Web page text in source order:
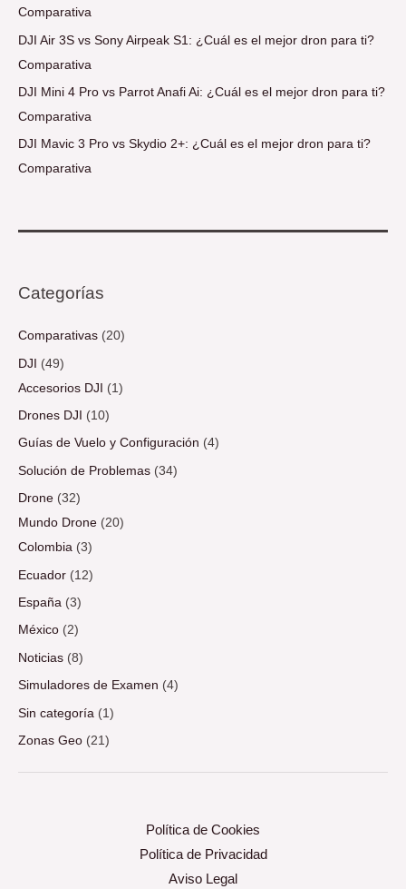
Comparativa
DJI Air 3S vs Sony Airpeak S1: ¿Cuál es el mejor dron para ti?
Comparativa
DJI Mini 4 Pro vs Parrot Anafi Ai: ¿Cuál es el mejor dron para ti?
Comparativa
DJI Mavic 3 Pro vs Skydio 2+: ¿Cuál es el mejor dron para ti?
Comparativa
Categorías
Comparativas (20)
DJI (49)
Accesorios DJI (1)
Drones DJI (10)
Guías de Vuelo y Configuración (4)
Solución de Problemas (34)
Drone (32)
Mundo Drone (20)
Colombia (3)
Ecuador (12)
España (3)
México (2)
Noticias (8)
Simuladores de Examen (4)
Sin categoría (1)
Zonas Geo (21)
Política de Cookies
Política de Privacidad
Aviso Legal